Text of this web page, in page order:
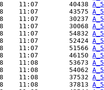
11:07        40438
11:07        43575
11:07        30237
11:07        30068
11:07        54832
11:07        52424
11:07        51566
11:07        46150
11:08        53673
11:08        54062
11:08        37532
11:08        37813